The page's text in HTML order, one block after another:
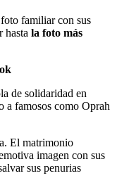
familiar con sus
hasta la foto más
de solidaridad en
a famosos como Oprah
El matrimonio
imagen con sus
sus penurias